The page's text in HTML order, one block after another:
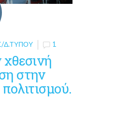
Δ.ΤΎΠΟΥ 1
στην